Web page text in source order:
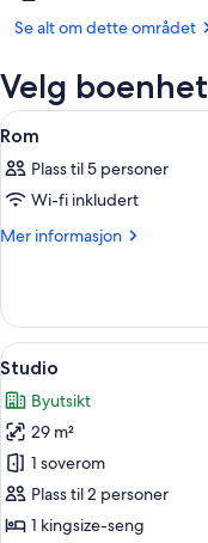
Club
Coast,
(OOL-
Coolangatta)
Se alt om dette området
Velg boenhet
Åpne
alle
bildene
av
Rom
6
Rom
Plass til 5 personer
Wi-fi inkludert
Mer informasjon
Mer
Åpne
alle
bildene
av
Studio
5
Studio
Byutsikt
29 m²
1 soverom
Plass til 2 personer
1 kingsize-seng